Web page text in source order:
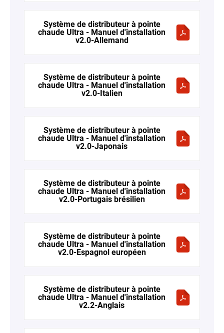
Système de distributeur à pointe
chaude Ultra - Manuel d'installation
v2.0-Allemand
Système de distributeur à pointe
chaude Ultra - Manuel d'installation
v2.0-Italien
Système de distributeur à pointe
chaude Ultra - Manuel d'installation
v2.0-Japonais
Système de distributeur à pointe
chaude Ultra - Manuel d'installation
v2.0-Portugais brésilien
Système de distributeur à pointe
chaude Ultra - Manuel d'installation
v2.0-Espagnol européen
Système de distributeur à pointe
chaude Ultra - Manuel d'installation
v2.2-Anglais